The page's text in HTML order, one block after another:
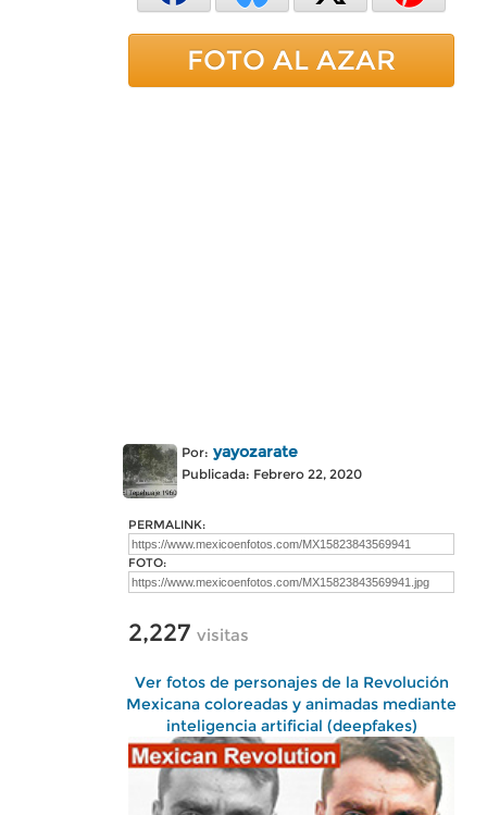
FOTO AL AZAR
Por: yayozarate
Publicada: Febrero 22, 2020
PERMALINK:
FOTO:
2,227 visitas
Ver fotos de personajes de la Revolución
Mexicana coloreadas y animadas mediante
inteligencia artificial (deepfakes)